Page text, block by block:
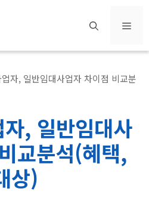
메
자, 일반임대사업자 차이점 비교분
, 일반임대사
교분석(혜택,
상)